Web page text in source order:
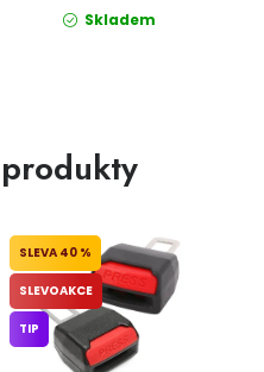
Skladem
40 %
SLEVOAKCE
TIP